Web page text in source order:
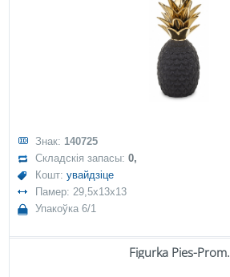
Знак: 140725
Складскія запасы:0,
Кошт:увайдзіце
Памер: 29,5x13x13
Упакоўка 6/1
Figurka Pies-Prom.